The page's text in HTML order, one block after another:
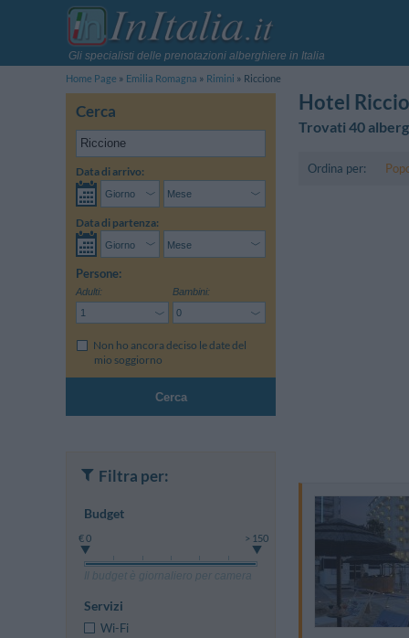
Gli specialisti delle prenotazioni alberghiere in Italia
Home Page
Emilia Romagna Rimini Riccione
Cerca
Data di arrivo:
Data di partenza:
Persone:
Adulti: Bambini:
Non ho ancora deciso le date del
mio soggiorno
Cerca
Hotel
Trovati 40
Ordina per:
Filtra per:
Budget
€ 0 > 150
Il budget è giornaliero per camera
Servizi
Wi-Fi